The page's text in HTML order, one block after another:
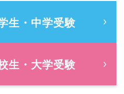
生・中学受験
生・大学受験